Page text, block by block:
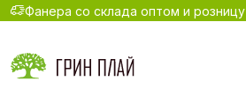
Фанера со склада оптом и розницу